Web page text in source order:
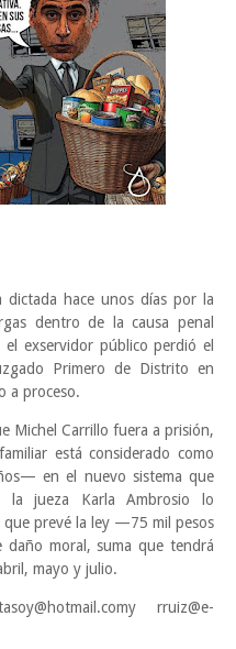
dictada hace unos días por la
dentro de la causa penal
exservidor público perdió el
Primero de Distrito en
a proceso.
Michel Carrillo fuera a prisión,
está considerado como
en el nuevo sistema que
la jueza Karla Ambrosio lo
prevé la ley —75 mil pesos
moral, suma que tendrá
mayo y julio.
rruiz@e-